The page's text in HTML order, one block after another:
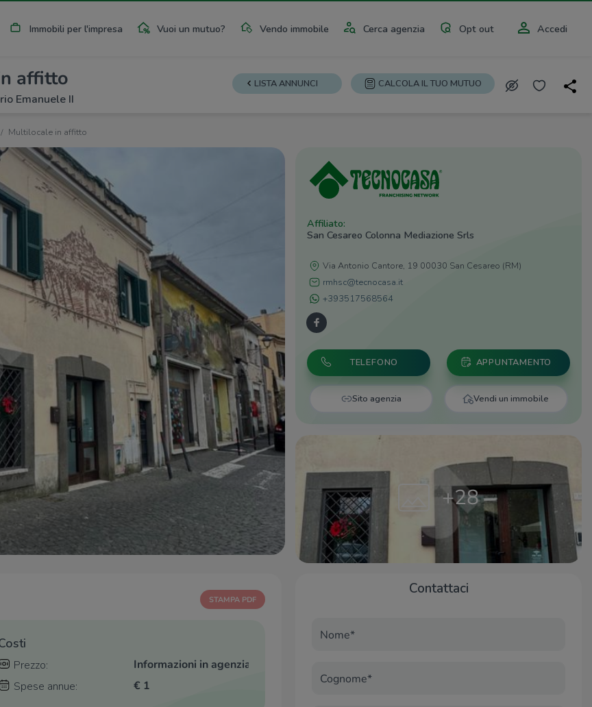
Immobili per l'impresa Vuoi un mutuo? Vendo immobile Cerca agenzia Opt out Accedi
affitto
Emanuele II
LISTA ANNUNCI CALCOLA IL TUO MUTUO
Multilocale in affitto
Affiliato:
San Cesareo Colonna Mediazione Srls
Via Antonio Cantore, 19 00030 San Cesareo (RM)
rmhsc@tecnocasa.it
+393517568564
TELEFONO APPUNTAMENTO
Sito agenzia Vendi un immobile
+28
STAMPA PDF
Prezzo:
Informazioni in agenzia
Spese annue:
€ 1
Contattaci
Nome*
Cognome*